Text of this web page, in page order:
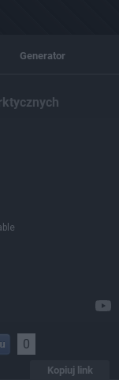
Generator
0
Kopiuj link